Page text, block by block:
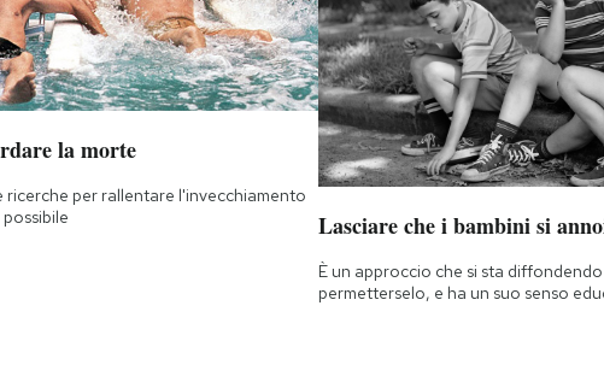
la morte
ricerche per rallentare l'invecchiamento
Lasciare che i bambini si
È un approccio che si sta
permetterselo, e ha un suo senso